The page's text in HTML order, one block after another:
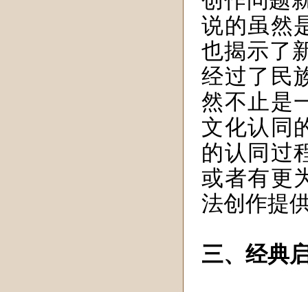
说的虽然
也揭示了
经过了民
然不止是
文化认同
的认同过
或者有更
法创作提
三、经典